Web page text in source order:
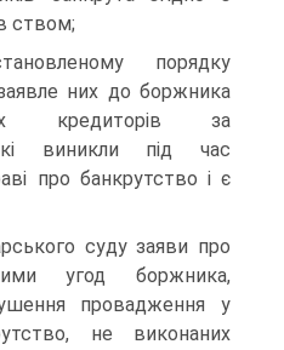
ством;
порядку
них до боржника
кредиторів за
виникли під час
про банкрутство і є
суду заяви про
угод боржника,
провадження у
не виконаних